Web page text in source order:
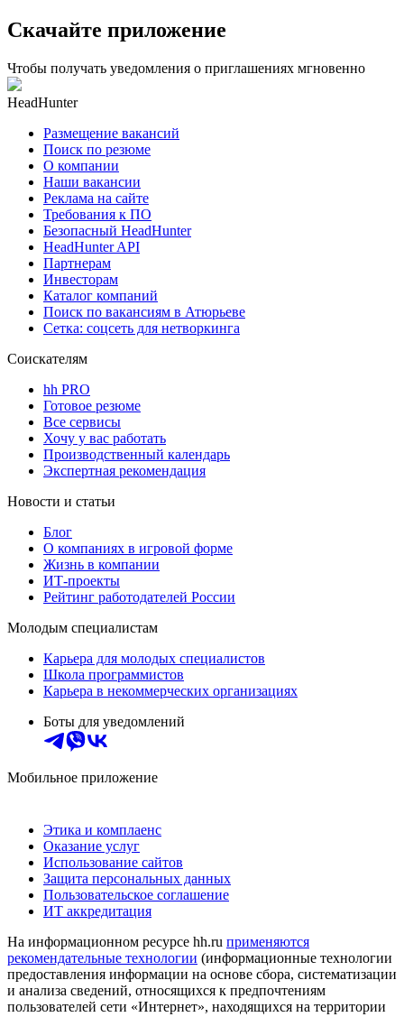
Скачайте приложение
Чтобы получать уведомления о приглашениях мгновенно
HeadHunter
Размещение вакансий
Поиск по резюме
О компании
Наши вакансии
Реклама на сайте
Требования к ПО
Безопасный HeadHunter
HeadHunter API
Партнерам
Инвесторам
Каталог компаний
Поиск по вакансиям в Атюрьеве
Сетка: соцсеть для нетворкинга
Соискателям
hh PRO
Готовое резюме
Все сервисы
Хочу у вас работать
Производственный календарь
Экспертная рекомендация
Новости и статьи
Блог
О компаниях в игровой форме
Жизнь в компании
ИТ-проекты
Рейтинг работодателей России
Молодым специалистам
Карьера для молодых специалистов
Школа программистов
Карьера в некоммерческих организациях
Боты для уведомлений
Мобильное приложение
Этика и комплаенс
Оказание услуг
Использование сайтов
Защита персональных данных
Пользовательское соглашение
ИТ аккредитация
На информационном ресурсе hh.ru применяются
рекомендательные технологии (информационные технологии
предоставления информации на основе сбора, систематизации
и анализа сведений, относящихся к предпочтениям
пользователей сети «Интернет», находящихся на территории